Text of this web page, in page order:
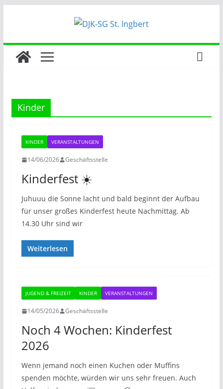
Kinder
KINDER VERANSTALTUNGEN
14/06/2026 Geschäftsstelle
Kinderfest ☀️
Juhuuu die Sonne lacht und bald beginnt der Aufbau
für unser großes Kinderfest heute Nachmittag. Ab
14.30 Uhr sind wir
Weiterlesen
JUGEND & FREIZEIT KINDER VERANSTALTUNGEN
14/05/2026 Geschäftsstelle
Noch 4 Wochen: Kinderfest
2026
Wenn jemand noch einen Kuchen oder Muffins
spenden möchte, würden wir uns sehr freuen. Auch